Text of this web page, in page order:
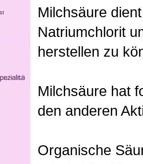
Milchsäure
Natriumchlorit
herstellen zu
Milchsäure hat
den anderen
Organische